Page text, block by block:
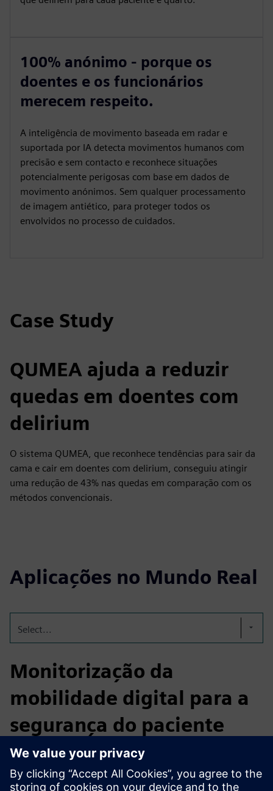
100% anónimo - porque os
doentes e os funcionários
merecem respeito.
A inteligência de movimento baseada em radar e
suportada por IA detecta movimentos humanos com
precisão e sem contacto e reconhece situações
potencialmente perigosas com base em dados de
movimento anónimos. Sem qualquer processamento
de imagem antiético, para proteger todos os
envolvidos no processo de cuidados.
Case Study
QUMEA ajuda a reduzir
quedas em doentes com
delirium
O sistema QUMEA, que reconhece tendências para sair da
cama e cair em doentes com delirium, conseguiu atingir
uma redução de 43% nas quedas em comparação com os
métodos convencionais.
Aplicações no Mundo Real
Select...
Monitorização da
mobilidade digital para a
segurança do paciente
QUMEA significa maior segurança do paciente, menos
incidentes relacionados com quedas, menor carga
operacional e decisões de cuidados apoiadas por dados.